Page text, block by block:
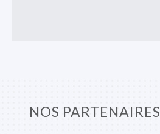
NOS PARTENAIRES